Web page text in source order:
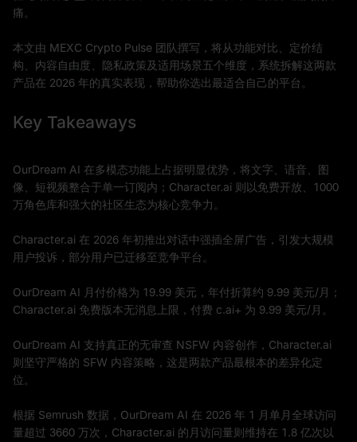
痛。
本文由 MEXC Crypto Pulse 团队撰写，将从功能对比、定价结
构、内容自由度、隐私政策及适用场景五个维度，系统拆解这两款
产品在 2026 年的真实表现，帮助你选出最适合自己的平台。
Key Takeaways
OurDream AI 在多模态功能上占据明显优势，将文字、语音、图
像、短视频整合于单一订阅内；Character.ai 则以免费开放、1000
万角色库和强大的社区生态为核心竞争力。
Character.ai 在 2026 年初推出对话中强插全屏广告，引发大规模
用户投诉，部分用户已迁移至竞争平台。
OurDream AI 月付价格为 19.99 美元，年付折算约 9.99 美元/月；
Character.ai 免费版本无消息上限，付费 c.ai+ 为 9.99 美元/月。
OurDream AI 支持真正的无审查 NSFW 内容创作，Character.ai
则坚守严格的 SFW 内容策略，这是两款产品最根本的差异化定
位。
根据 Semrush 数据，OurDream AI 在 2026 年 1 月单月全球访问
量超过 3660 万次，Character.ai 的月访问量则维持在 1.8 亿次以